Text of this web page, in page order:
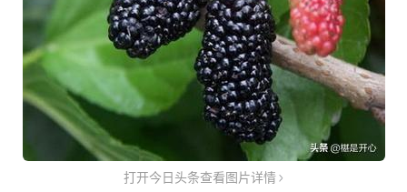
打开今日头条查看图片详情